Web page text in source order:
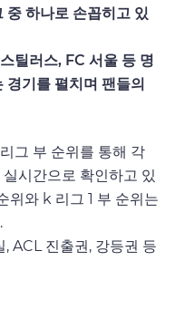
중 하나로 손꼽히고 있
틸러스, FC 서울 등 명
경기를 펼치며 팬들의
그 부 순위를 통해 각
시간으로 확인하고 있
위와 k 리그 1 부 순위는
ACL 진출권, 강등권 등